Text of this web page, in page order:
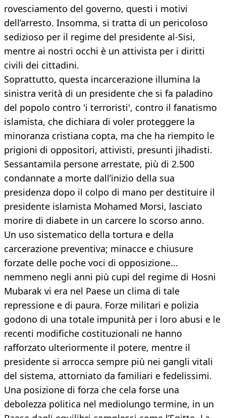
rovesciamento del governo, questi i motivi
dell’arresto. Insomma, si tratta di un pericoloso
sedizioso per il regime del presidente al-Sisi,
mentre ai nostri occhi è un attivista per i diritti
civili dei cittadini.
Soprattutto, questa incarcerazione illumina la
sinistra verità di un presidente che si fa paladino
del popolo contro 'i terroristi', contro il fanatismo
islamista, che dichiara di voler proteggere la
minoranza cristiana copta, ma che ha riempito le
prigioni di oppositori, attivisti, presunti jihadisti.
Sessantamila persone arrestate, più di 2.500
condannate a morte dall’inizio della sua
presidenza dopo il colpo di mano per destituire il
presidente islamista Mohamed Morsi, lasciato
morire di diabete in un carcere lo scorso anno.
Un uso sistematico della tortura e della
carcerazione preventiva; minacce e chiusure
forzate delle poche voci di opposizione...
nemmeno negli anni più cupi del regime di Hosni
Mubarak vi era nel Paese un clima di tale
repressione e di paura. Forze militari e polizia
godono di una totale impunità per i loro abusi e le
recenti modifiche costituzionali ne hanno
rafforzato ulteriormente il potere, mentre il
presidente si arrocca sempre più nei gangli vitali
del sistema, attorniato da familiari e fedelissimi.
Una posizione di forza che cela forse una
debolezza politica nel mediolungo termine, in un